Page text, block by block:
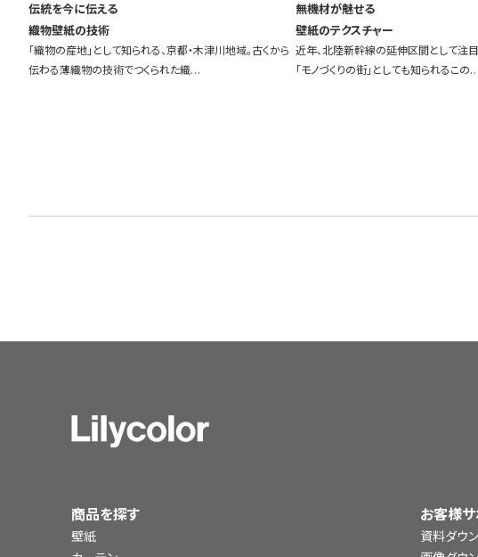
伝統を今に伝える
織物壁紙の技術
「織物の産地」として知られる、京都・木津川地域。古くから
伝わる薄織物の技術でつくられた織…
無機材が魅せる
壁紙のテクスチャー
近年、北陸新幹線の延伸区間として注
「モノづくりの街」としても知られるこの…
商品を探す
壁紙
お客様サ
資料ダウ